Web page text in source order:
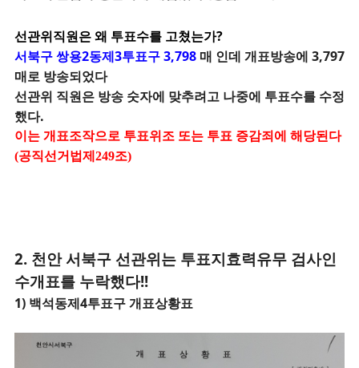
선관위직원은 왜 투표수를 고쳤는가?
서북구 쌍용2동제3투표구 3,798 매 인데 개표방송에 3,797
매로 방송되었다
선관위 직원은 방송 숫자에 맞추려고 나중에 투표수를 수정
했다.
이는 개표조작으로 투표위조 또는 투표 증감죄에 해당된다
(공직선거법제249조)
2. 천안 서북구 선관위는 투표지효력유무 검사인
수개표를 누락했다!!
1) 백석동제4투표구 개표상황표